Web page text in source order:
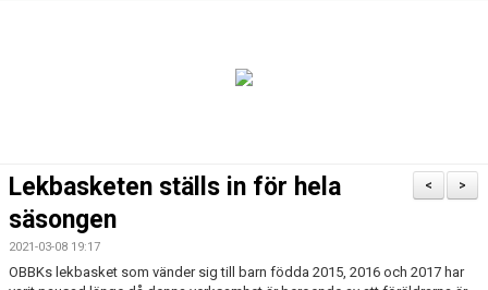
VÅRA LAG/TRÄNARE
KONTAKT
>
<
Lekbasketen ställs in för hela
säsongen
2021-03-08 19:17
OBBKs lekbasket som vänder sig till barn födda 2015, 2016 och 2017 har